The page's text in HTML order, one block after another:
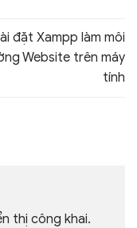
đặt Xampp làm môi
Website trên máy
tính
thị công khai.